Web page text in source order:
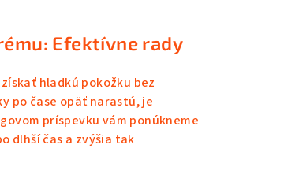
Efektívne rady
hladkú pokožku bez
po čase opäť narastú, je
príspevku vám ponúkneme
dlhší čas a zvýšia tak